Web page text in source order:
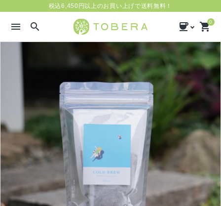
税込6,450円以上のお買い上げで送料無料！
menu search coffee 0
shopping_cart
search
気分で選ぶ